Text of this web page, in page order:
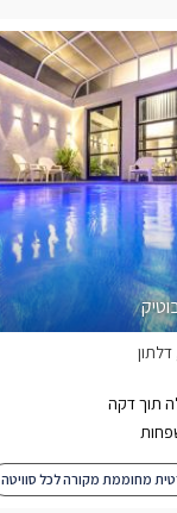
מחוממת מקורה לכל סוויטה